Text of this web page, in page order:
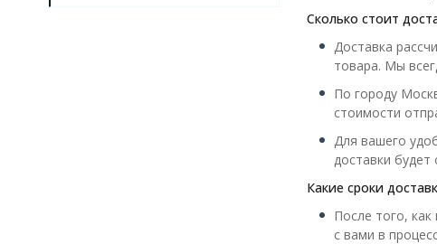
Сколько стоит
Доставка
товара. Мы
По городу
стоимости
Для вашего
доставки
Какие сроки
После того,
с вами в